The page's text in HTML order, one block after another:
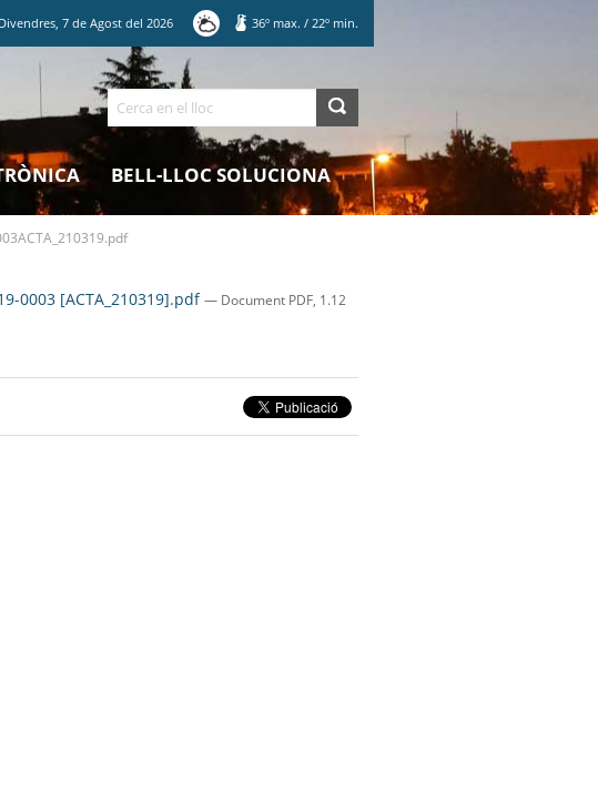
Divendres,7 deAgost del2026 36º max. / 22º min.
Cerca
BELL-LLOC SOLUCIONA
0003 [ACTA_210319].pdf— Document PDF, 1.12